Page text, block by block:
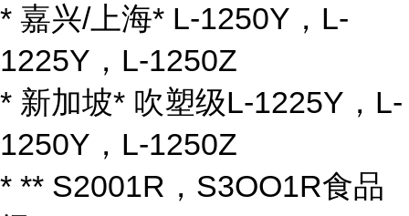
* 嘉兴/上海* L-1250Y，L-
1225Y，L-1250Z
* 新加坡* 吹塑级L-1225Y，L-
1250Y，L-1250Z
* ** S2001R，S3OO1R食品